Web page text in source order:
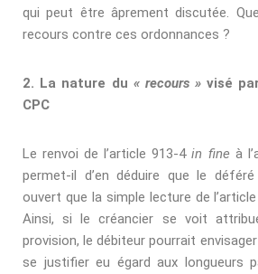
qui peut être âprement discutée.
recours contre ces ordonnances ?
2. La nature du « recours » visé
CPC
Le renvoi de l’article 913-4in ﬁne à
permet-il d’en déduire que le
ouvert que la simple lecture de
Ainsi, si le créancier se voit
provision, le débiteur pourrait
se justiﬁer eu égard aux longueurs